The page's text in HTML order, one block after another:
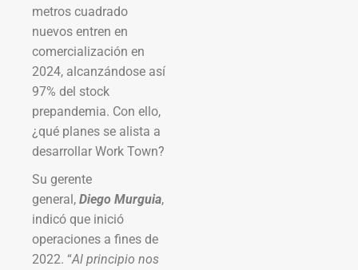
metros cuadrado
nuevos entren en
comercialización en
2024, alcanzándose así
97% del stock
prepandemia. Con ello,
¿qué planes se alista a
desarrollar Work Town?
Su gerente
general, Diego Murguia,
indicó que inició
operaciones a fines de
2022. “Al principio nos